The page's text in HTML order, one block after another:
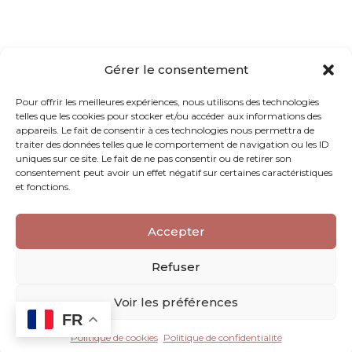
Gérer le consentement
Pour offrir les meilleures expériences, nous utilisons des technologies
telles que les cookies pour stocker et/ou accéder aux informations des
appareils. Le fait de consentir à ces technologies nous permettra de
traiter des données telles que le comportement de navigation ou les ID
uniques sur ce site. Le fait de ne pas consentir ou de retirer son
consentement peut avoir un effet négatif sur certaines caractéristiques
et fonctions.
Accepter
Refuser
Voir les préférences
Politique de cookies Politique de confidentialité
FR